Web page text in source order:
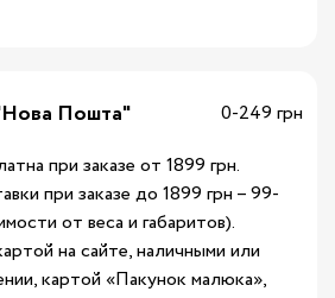
Пошта"
0-249 грн
при заказе от 1899 грн.
при заказе до 1899 грн – 99-
от веса и габаритов).
на сайте, наличными или
картой «Пакунок малюка»,